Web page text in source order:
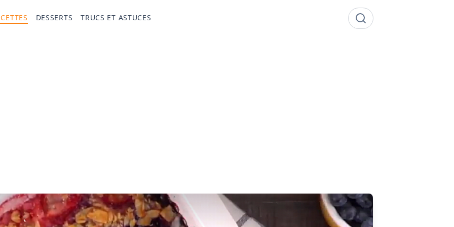
DESSERTS TRUCS ET ASTUCES